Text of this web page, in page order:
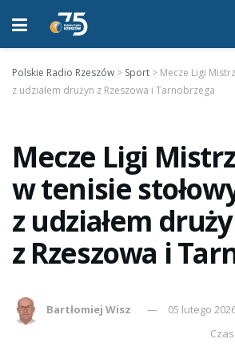
Polskie Radio Rzeszów > Sport > Mecze Ligi
z udziałem drużyn z Rzeszowa i Tarnobrzega
Mecze Ligi
w tenisie
z udziałem
z Rzeszowa i
Bartłomiej Wisz 05 lutego